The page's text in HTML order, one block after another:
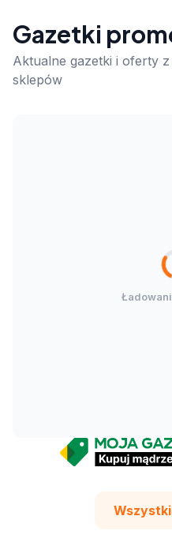
Gazetki
Aktualne gazetki i oferty
sklepów